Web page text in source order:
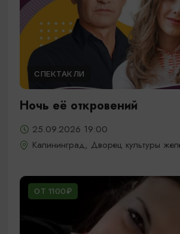
СПЕКТАКЛИ
Ночь её откровений
25.09.2026 19:00
Калининград, Дворец культуры
ОТ 1100₽